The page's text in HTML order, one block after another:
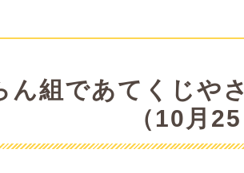
組であてくじや
（10月